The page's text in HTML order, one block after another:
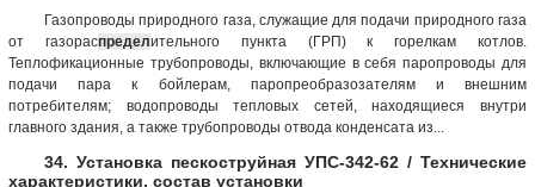
Газопроводы природного газа, служащие для подачи природного газа
от газораспределительного пункта (ГРП) к горелкам котлов.
Теплофикационные трубопроводы, включающие в себя паропроводы для
подачи пара к бойлерам, паропреобразозателям и внешним
потребителям; водопроводы тепловых сетей, находящиеся внутри
главного здания, а также трубопроводы отвода конденсата из...
34. Установка пескоструйная УПС-342-62 / Технические
характеристики, состав установки